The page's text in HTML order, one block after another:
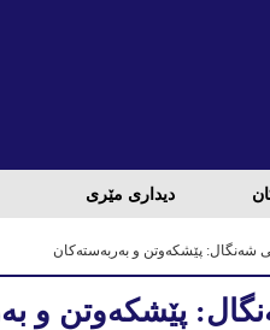
دیداری مێری
شەنگال: پێشکەوتن و بەربەستەکان
پێشکەوتن و